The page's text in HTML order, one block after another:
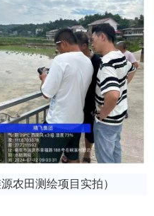
农田测绘项目实拍）